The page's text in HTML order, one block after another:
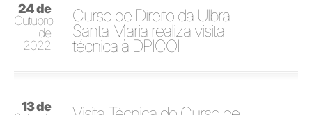
24 de
Outubro
de
2022
Curso de Direito da Ulbra
Santa Maria realiza visita
técnica à DPICOI
13 de